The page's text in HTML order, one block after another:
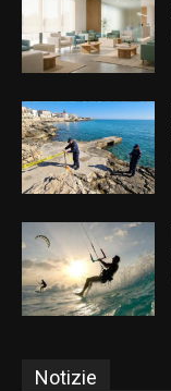
Notizie